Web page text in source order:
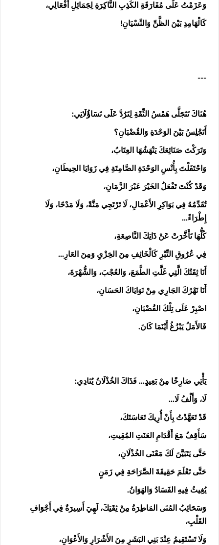
وَعَزَمْتُ عَلَى مُفَارَقَةِ الكَذِبِ النَّاكِرَةِ لِجَمَائِلِ أَفْعَالِي،
كَالْهَامِدِ بَيْنَ الظَّنِّ وَالنِّسْيَانِ!
---
هُنَاكَ تَتَجَلَّى هَمْسُ الثِّقَةِ لِتَرُدَّ عَلَى تَسَاؤُلَاتِي:
أَتَجْلِسُ بَيْنَ الوَحْدَةِ وَالقُضْبَانِ؟
وَتَرَكْتَ صَنَائِعَكَ يَنْهَشُهَا العِتَابُ،
وَاحْتَفَلْتَ بِأُنْسِ الوَحْدَةِ الصَّامِتَةِ فِي زَوَايَا الحِيطَانِ،
وَقَدْ كُنْتَ تَفْعَلُ الخَيْرَ عَبْرَ الزَّمَانِ،
تُقَدِّمُهُ فِي بَوَاكِرِ الأَعْمَالِ، لَا تَرْتَجِي مَنَّةً، وَلَا مَدْحًا، وَلَا
إِطْرَاءً...
كُلُّهَا تَأَخَّرَتْ عَنْ ذَاتِكَ النَّاصِعَةِ،
فِي عُرُوقِ التِّبْرِ كَالْخَائِفِ مِنَ الخِزْيِ وَمِنَ العَارِ...
أَنَا ثِقَتُكَ الَّتِي غَلَّتِ الطَّمَعَ، وَالعُجْبَ، وَالشُّهْرَةَ،
أَنَا نَهْرُكَ الجَارِي مِنْ نَوَايَاكَ الحَسَانِ،
اصْبِرْ عَلَى تِلْكَ القُضْبَانِ،
فَالأَمَلُ يَبْزُغُ أَيْنَمَا كَانَ.
يَأْتِي صَارِخًا مِنْ بَعِيدٍ... فَذَاكَ الخُذْلَانُ يُنَادِي:
لَا، وَأَلْفُ لَا...
قَدْ تَعَهَّدْتُ بِأَنْ أُرِيكَ تَعَاسَتَكَ،
سَأَقِفُ مَعَ أَقْدَامِ العَنَتِ المُقِيتِ،
حَتَّى يَتَبَيَّنَ لَكَ مَعْنَى الخُذْلَانِ،
حَتَّى تَعْلَمَ حَقِيقَةَ الصَّرَاحَةِ فِي زَمَنٍ
يُغِيثُ فِيهِ الفَسَادُ وَالهَوَانُ.
وَسَحَائِبُ المُنَى المَاطِرَةُ مِنْ ثِقَتِكَ، لَهِيَ أَسِيرَةٌ فِي أَجْوَافِ
القَلْبِ،
وَلَا تَسْتَقِيمُ عِنْدَ بَنِي البَشَرِ مِنَ الأَشْرَارِ وَالأَعْوَانِ،